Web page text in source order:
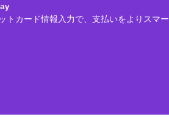
トカード情報入力で、支払いをよりスマー